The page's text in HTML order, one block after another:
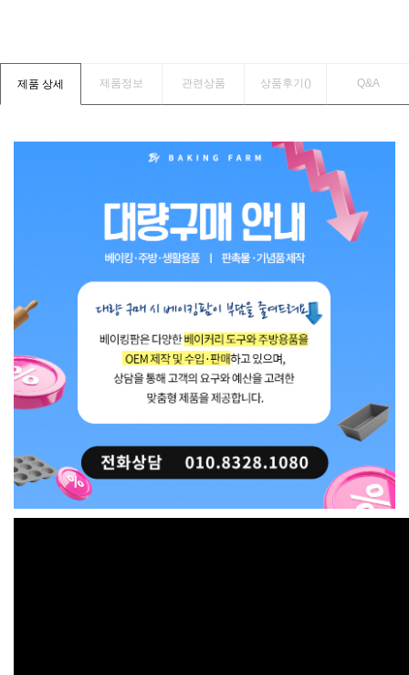
제품 상세 제품정보 관련상품 상품후기() Q&A